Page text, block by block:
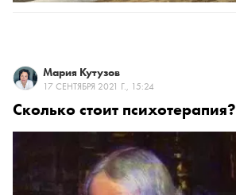
Мария Кутузов
17 СЕНТЯБРЯ 2021 Г., 15:24
Сколько стоит психотерапия?